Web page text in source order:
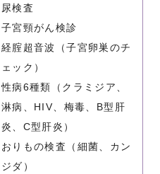
尿検査
子宮頸がん検診
経腟超音波（子宮卵巣のチ
ェック）
性病6種類（クラミジア、
淋病、HIV、梅毒、B型肝
炎、C型肝炎）
おりもの検査（細菌、カン
ジダ）